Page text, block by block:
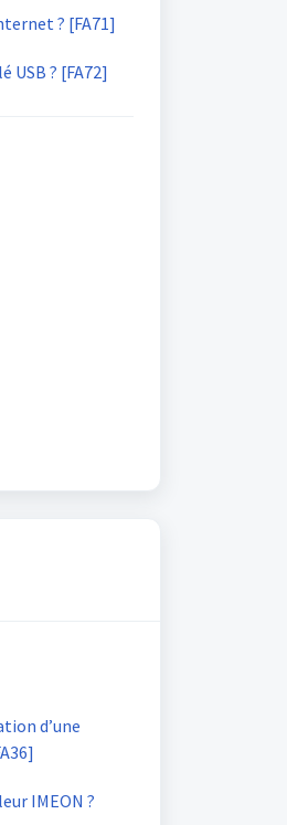
? [FA71]
USB ? [FA72]
d’une
IMEON ?